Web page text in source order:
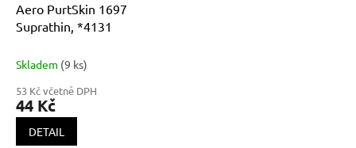
Aero PurtSkin 1697
Suprathin, *4131
Skladem (9 ks)
53 Kč včetně DPH
44 Kč
DETAIL